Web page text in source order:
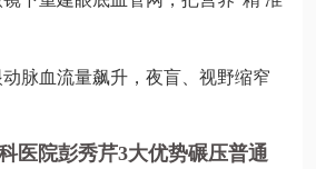
脉血流量飙升，夜盲、视野缩窄
医院彭秀芹3大优势碾压普通